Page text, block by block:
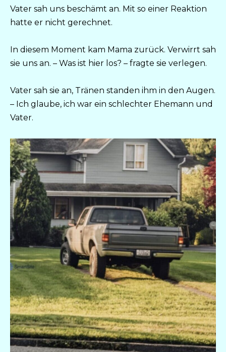
Vater sah uns beschämt an. Mit so einer Reaktion
hatte er nicht gerechnet.
In diesem Moment kam Mama zurück. Verwirrt sah
sie uns an. – Was ist hier los? – fragte sie verlegen.
Vater sah sie an, Tränen standen ihm in den Augen.
– Ich glaube, ich war ein schlechter Ehemann und
Vater.